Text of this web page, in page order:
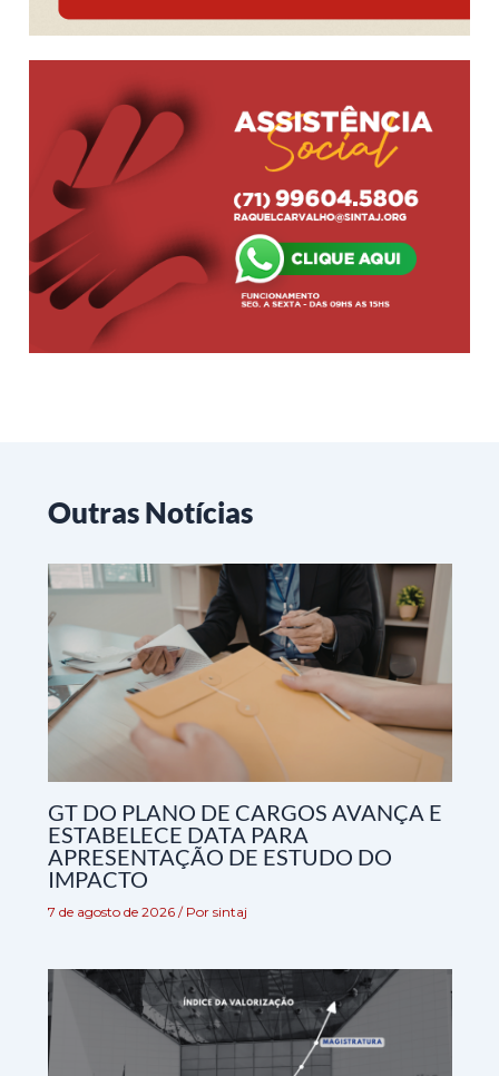
Outras Notícias
GT DO PLANO DE CARGOS AVANÇA E
ESTABELECE DATA PARA
APRESENTAÇÃO DE ESTUDO DO
IMPACTO
7 de agosto de 2026 / Por sintaj